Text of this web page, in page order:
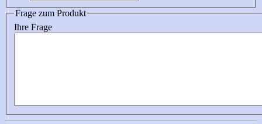
Frage zum Produkt
Ihre Frage